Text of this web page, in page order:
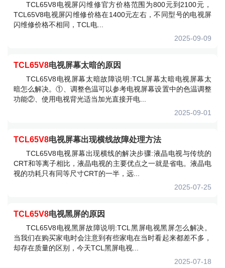
TCL65V8电视屏闪维修官方价格范围为800元到2100元，
TCL65V8电视屏闪维修价格在1400元左右，不同型号的电视屏
闪维修价格不相同，TCL电...
2025-09-09
TCL65V8电视屏幕太暗的原因
TCL65V8电视屏幕太暗故障说明:TCL屏幕太暗电视屏幕太
暗怎么解决。①、调整色温可以参考电视屏幕设置中的色温调整
功能②、使用电视背光适当加光直接开电...
2025-09-01
TCL65V8电视屏幕出现横线故障处理方法
TCL65V8电视屏幕出现横线的解决步骤:液晶电视与传统的
CRT和等离子相比，液晶电视的主要优点之一就是省电。液晶电
视的功耗只有同等尺寸CRT的一半，远...
2025-07-25
TCL65V8电视黑屏的原因
TCL65V8电视黑屏故障说明:TCL黑屏电视黑屏怎么解决。
当我们在购买家电时会注意到有些家电在当时看起来都差不多，
却存在质量的区别，今天TCL黑屏电视...
2025-07-18